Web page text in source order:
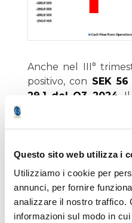
Questo sito web utilizza i
Utilizziamo i cookie per
annunci, per fornire
analizzare il nostro traffico.
informazioni sul modo in
Anche nel III°
positivo, con SEK
29,1 del Q3 2024 .
una gestione più
società continua a
capacità di
logistica.
Ilcash flow dopo